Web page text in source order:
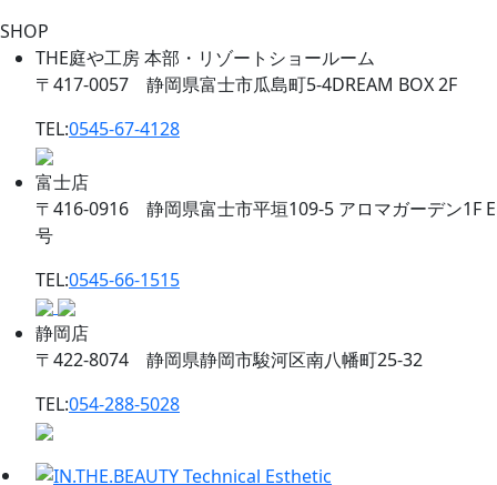
SHOP
THE庭や工房 本部・リゾートショールーム
〒417-0057 静岡県富士市瓜島町5-4DREAM BOX 2F
TEL:0545-67-4128
富士店
〒416-0916 静岡県富士市平垣109-5 アロマガーデン1F E
号
TEL:0545-66-1515
静岡店
〒422-8074 静岡県静岡市駿河区南八幡町25-32
TEL:054-288-5028